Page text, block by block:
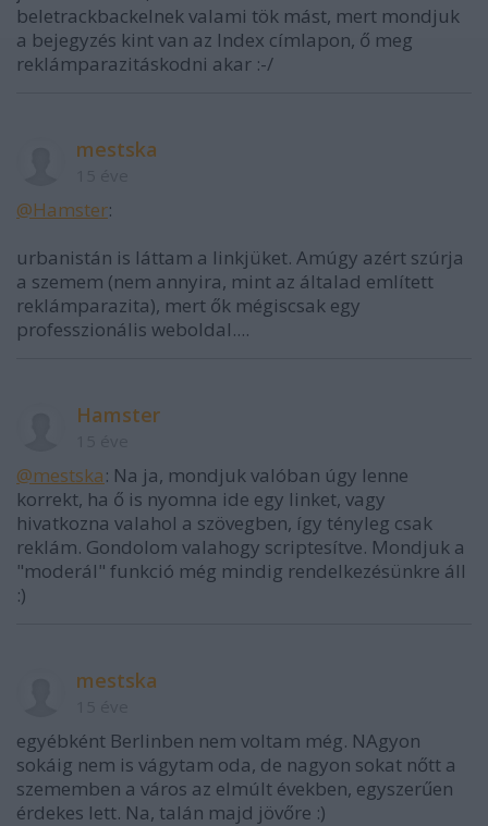
beletrackbackelnek valami tök mást, mert mondjuk
a bejegyzés kint van az Index címlapon, ő meg
reklámparazitáskodni akar :-/
mestska
@Hamster:
urbanistán is láttam a linkjüket. Amúgy azért szúrja
a szemem (nem annyira, mint az általad említett
reklámparazita), mert ők mégiscsak egy
professzionális weboldal....
Hamster
@mestska: Na ja, mondjuk valóban úgy lenne
korrekt, ha ő is nyomna ide egy linket, vagy
hivatkozna valahol a szövegben, így tényleg csak
reklám. Gondolom valahogy scriptesítve. Mondjuk a
"moderál" funkció még mindig rendelkezésünkre áll
:)
mestska
egyébként Berlinben nem voltam még. NAgyon
sokáig nem is vágytam oda, de nagyon sokat nőtt a
szememben a város az elmúlt években, egyszerűen
érdekes lett. Na, talán majd jövőre :)